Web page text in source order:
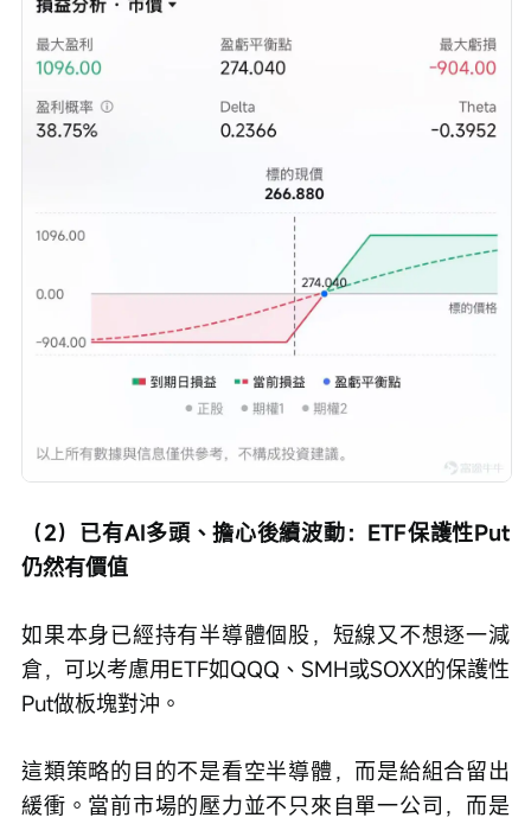
（2）已有AI多頭、擔心後續波動：ETF保護性Put
仍然有價值
如果本身已經持有半導體個股，短線又不想逐一減
倉，可以考慮用ETF如QQQ、SMH或SOXX的保護性
Put做板塊對沖。
這類策略的目的不是看空半導體，而是給組合留出
緩衝。當前市場的壓力並不只來自單一公司，而是